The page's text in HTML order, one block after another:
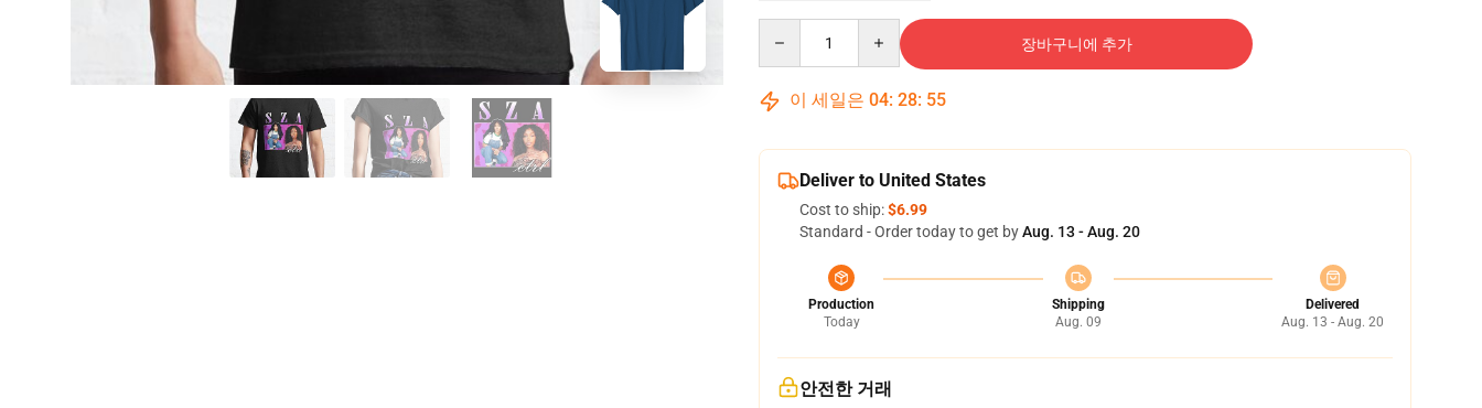
장바구니에 추가
이 세일은 04: 28: 54
Deliver to United States
Cost to ship:$6.99
Standard - Order today to get byAug. 13 - Aug. 20
Production
Today
Shipping
Aug. 09
Delivered
Aug. 13 - Aug. 20
안전한 거래